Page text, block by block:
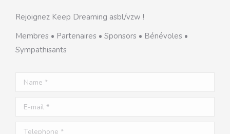
Rejoignez Keep Dreaming asbl/vzw !
Membres • Partenaires • Sponsors • Bénévoles •
Sympathisants
Name *
E-mail *
Telephone *